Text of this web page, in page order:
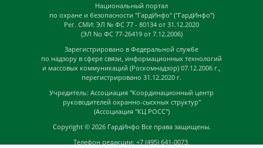
Национальный портал
по охране и безопасности "ГардИнфо" ("ГардИнфо")
Рег. СМИ: ЭЛ № ФС 77 - 80134 от 31.12.2020
(ЭЛ No ФС 77-26419 от 7.12.2006)
Зарегистрировано в Федеральной службе
по надзору в сфере связи, информационных технологий
и массовых коммуникаций (Роскомнадзор) 07.12.2006 г.,
перегистрировано 31.12.2020 г.
Учредитель: Ассоциация "Координационный центр
руководителей охранно-сыскных структур"
(Ассоциация "КЦ РОСС")
Copyright © 2026 ГардИнфо Все права защищены.
Телефон редакции: +7 (495) 641-0073,